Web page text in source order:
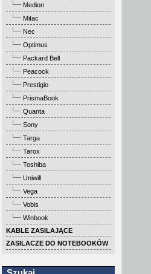
Medion
Mitac
Nec
Optimus
Packard Bell
Peacock
Prestigio
PrismaBook
Quanta
Sony
Targa
Tarox
Toshiba
Uniwill
Vega
Vobis
Winbook
KABLE ZASILAJĄCE
ZASILACZE DO NOTEBOOKÓW